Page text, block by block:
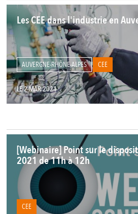
Les CEE dans l'industrie en
AUVERGNE-RHÔNE-ALPES CEE
LE 2 MAR 2021
[Webinaire] Point sur le
2021 de 11h à 12h
CEE